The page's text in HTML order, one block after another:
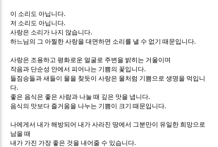
이 소리도 아닙니다.
저 소리도 아닙니다.
사랑은 소리가 나지 않습니다.
하느님의 그 아찔한 사랑을 대면하면 소리를 낼 수 없기 때문입니다.
사랑은 조용하고 평화로운 얼굴로 주변을 밝히는 거울이며
작음과 단순성 안에서 피어나는 기쁨의 꽃입니다.
들짐승들과 새들이 물을 찾듯이 사랑은 물처럼 기쁨으로 생명을 먹입니
다.
좋은 음식은 좋은 사람과 나눌 때 깊은 맛을 냅니다.
음식의 맛보다 즐거움을 나누는 기쁨이 크기 때문입니다.
나에게서 내가 해방되어 내가 사라진 땅에서 그분만이 유일한 희망으로
남을 때
내가 가진 가장 좋은 것을 내어줄 수 있습니다.